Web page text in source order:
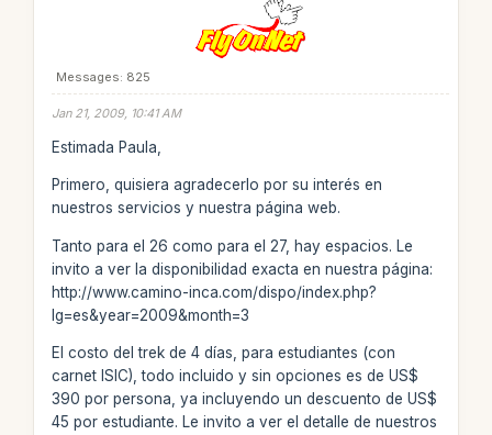
Messages: 825
Jan 21, 2009, 10:41 AM
Estimada Paula,
Primero, quisiera agradecerlo por su interés en
nuestros servicios y nuestra página web.
Tanto para el 26 como para el 27, hay espacios. Le
invito a ver la disponibilidad exacta en nuestra página:
http://www.camino-inca.com/dispo/index.php?
lg=es&year=2009&month=3
El costo del trek de 4 días, para estudiantes (con
carnet ISIC), todo incluido y sin opciones es de US$
390 por persona, ya incluyendo un descuento de US$
45 por estudiante. Le invito a ver el detalle de nuestros